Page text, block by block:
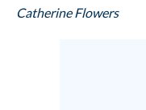
Catherine Flowers